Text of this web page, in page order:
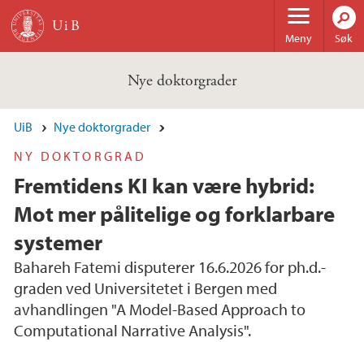
Hopp til hovedinnhold
Meny Søk
Nye doktorgrader
UiB
Nye doktorgrader
NY DOKTORGRAD
Fremtidens KI kan være hybrid:
Mot mer pålitelige og forklarbare
systemer
Bahareh Fatemi disputerer 16.6.2026 for ph.d.-
graden ved Universitetet i Bergen med
avhandlingen "A Model-Based Approach to
Computational Narrative Analysis".